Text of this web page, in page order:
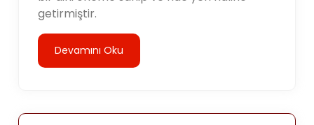
getirmiştir.
Devamını Oku